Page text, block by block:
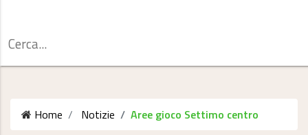
Home Notizie Aree gioco Settimo centro